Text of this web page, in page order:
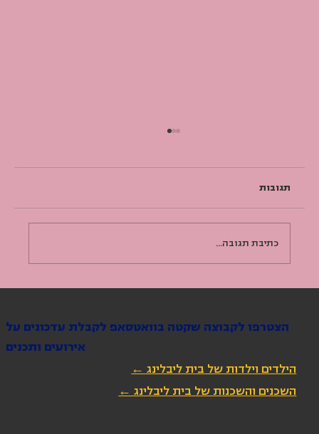
תגובות
כתיבת תגובה...
הצטרפו לקבוצה שקטה בוואטסאפ לקבלת עדכונים על
אירועים ותכנים
הילדים וילדות של בית ליבלינג ←
השכנים והשכנות של בית ליבלינג ←